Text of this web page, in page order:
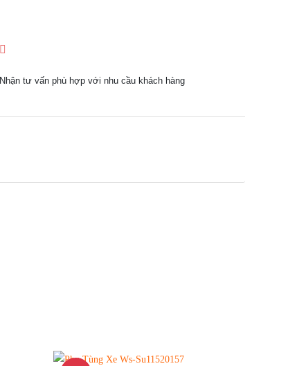
Nhận tư vấn phù hợp với nhu cầu khách hàng